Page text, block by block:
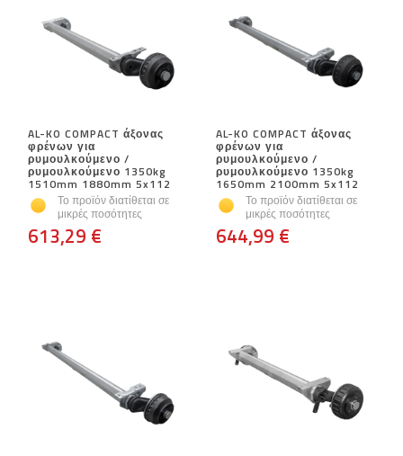
AL-KO COMPACT άξονας
φρένων για
ρυμουλκούμενο /
ρυμουλκούμενο 1350kg
1510mm 1880mm 5x112
Το προϊόν διατίθεται σε
μικρές ποσότητες
613,29 €
AL-KO COMPACT άξονας
φρένων για
ρυμουλκούμενο /
ρυμουλκούμενο 1350kg
1650mm 2100mm 5x112
Το προϊόν διατίθεται σε
μικρές ποσότητες
644,99 €